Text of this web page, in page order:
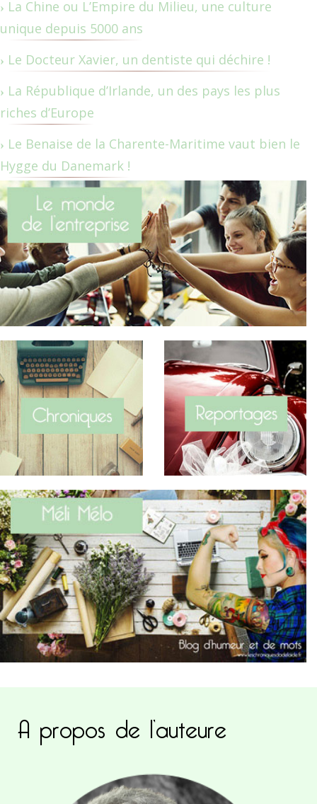
La Chine ou L’Empire du Milieu, une culture
unique depuis 5000 ans
Le Docteur Xavier, un dentiste qui déchire !
La République d’Irlande, un des pays les plus
riches d’Europe
Le Benaise de la Charente-Maritime vaut bien le
Hygge du Danemark !
A propos de l’auteure